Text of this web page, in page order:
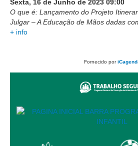
Regulamento Geral
Resolução do Plantão Judiciário
Estrutura Organizacional
Protocolos de Julgamento
Ouvidoria
Faça sua Manifestação
Sexta, 16 de Junho de 2023 09:00
O que é: Lançamento do Projeto
Julgar – A Educação de Mãos dadas
+ info
Fornecido por